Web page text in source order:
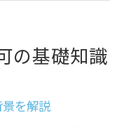
実務経験の確認
とは
の基礎知識
を解説